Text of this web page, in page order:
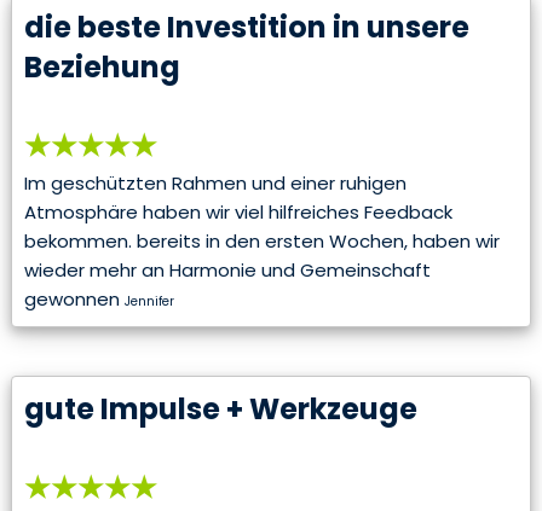
die beste Investition in unsere
Beziehung
★★★★★
Im geschützten Rahmen und einer ruhigen
Atmosphäre haben wir viel hilfreiches Feedback
bekommen. bereits in den ersten Wochen, haben wir
wieder mehr an Harmonie und Gemeinschaft
gewonnen Jennifer
gute Impulse + Werkzeuge
★★★★★